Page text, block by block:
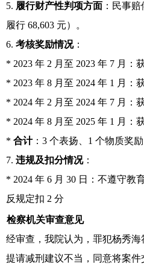
5. 履行财产性判项方面 ：民事
履行 68,603 元）。
6. 考核奖励情况：
* 2023 年 2 月至 2023 年 7 月：
* 2023 年 8 月至 2024 年 1 月：
* 2024 年 2 月至 2024 年 7 月：
* 2024 年 8 月至 2025 年 1 月：
* 合计：3 个表扬、1 个物质奖励
7. 违规及扣分情况：
* 2024 年 6 月 30 日：不遵守教
反规定扣 2 分
检察机关审查意见
经审查，我院认为，罪犯杨秀
提请减刑建议不当，同意将案件